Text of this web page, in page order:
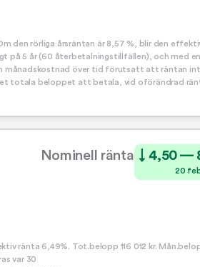
den rörliga årsräntan är 8,57 %, blir den
på 5 år (60 återbetalningstillfällen), och med en
månadskostnad över tid förutsatt att räntan
totala beloppet att betala, vid oförändrad
Nominell ränta ↓ 4,50 —
20
ränta 6,49%. Tot.belopp 116 012 kr.
var 30